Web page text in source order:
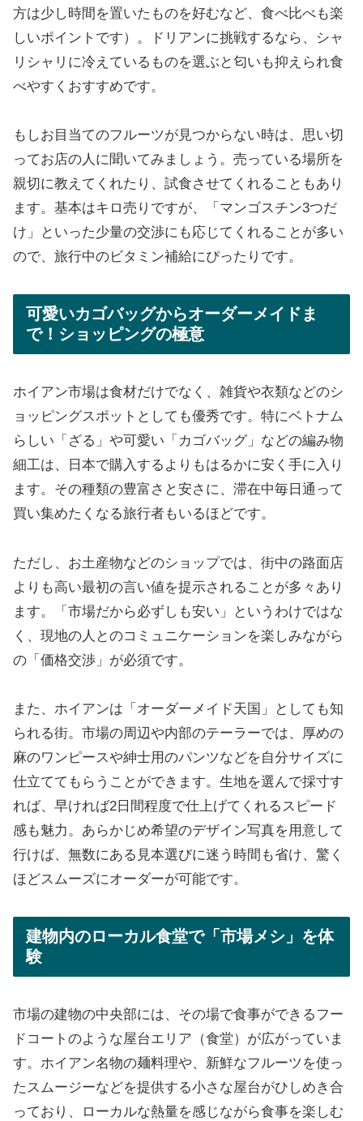
方は少し時間を置いたものを好むなど、食べ比べも楽
しいポイントです）。ドリアンに挑戦するなら、シャ
リシャリに冷えているものを選ぶと匂いも抑えられ食
べやすくおすすめです。
もしお目当てのフルーツが見つからない時は、思い切
ってお店の人に聞いてみましょう。売っている場所を
親切に教えてくれたり、試食させてくれることもあり
ます。基本はキロ売りですが、「マンゴスチン3つだ
け」といった少量の交渉にも応じてくれることが多い
ので、旅行中のビタミン補給にぴったりです。
可愛いカゴバッグからオーダーメイドま
で！ショッピングの極意
ホイアン市場は食材だけでなく、雑貨や衣類などのシ
ョッピングスポットとしても優秀です。特にベトナム
らしい「ざる」や可愛い「カゴバッグ」などの編み物
細工は、日本で購入するよりもはるかに安く手に入り
ます。その種類の豊富さと安さに、滞在中毎日通って
買い集めたくなる旅行者もいるほどです。
ただし、お土産物などのショップでは、街中の路面店
よりも高い最初の言い値を提示されることが多々あり
ます。「市場だから必ずしも安い」というわけではな
く、現地の人とのコミュニケーションを楽しみながら
の「価格交渉」が必須です。
また、ホイアンは「オーダーメイド天国」としても知
られる街。市場の周辺や内部のテーラーでは、厚めの
麻のワンピースや紳士用のパンツなどを自分サイズに
仕立ててもらうことができます。生地を選んで採寸す
れば、早ければ2日間程度で仕上げてくれるスピード
感も魅力。あらかじめ希望のデザイン写真を用意して
行けば、無数にある見本選びに迷う時間も省け、驚く
ほどスムーズにオーダーが可能です。
建物内のローカル食堂で「市場メシ」を体
験
市場の建物の中央部には、その場で食事ができるフー
ドコートのような屋台エリア（食堂）が広がっていま
す。ホイアン名物の麺料理や、新鮮なフルーツを使っ
たスムージーなどを提供する小さな屋台がひしめき合
っており、ローカルな熱量を感じながら食事を楽しむ